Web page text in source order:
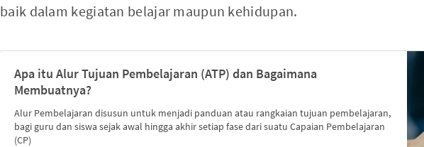
baik dalam kegiatan belajar maupun kehidupan.
Apa itu Alur Tujuan Pembelajaran (ATP) dan Bagaimana
Membuatnya?
Alur Pembelajaran disusun untuk menjadi panduan atau rangkaian tujuan pembelajaran,
bagi guru dan siswa sejak awal hingga akhir setiap fase dari suatu Capaian Pembelajaran
(CP)